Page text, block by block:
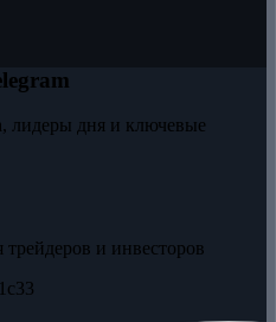
лидеры дня и ключевые
и инвесторов